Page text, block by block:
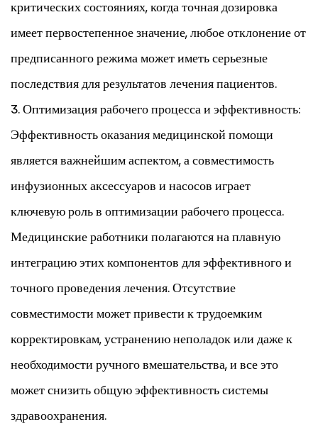
критических состояниях, когда точная дозировка
имеет первостепенное значение, любое отклонение от
предписанного режима может иметь серьезные
последствия для результатов лечения пациентов.
3. Оптимизация рабочего процесса и эффективность:
Эффективность оказания медицинской помощи
является важнейшим аспектом, а совместимость
инфузионных аксессуаров и насосов играет
ключевую роль в оптимизации рабочего процесса.
Медицинские работники полагаются на плавную
интеграцию этих компонентов для эффективного и
точного проведения лечения. Отсутствие
совместимости может привести к трудоемким
корректировкам, устранению неполадок или даже к
необходимости ручного вмешательства, и все это
может снизить общую эффективность системы
здравоохранения.